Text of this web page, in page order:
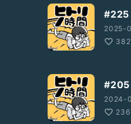
#225
2025-
#205
2024-
236